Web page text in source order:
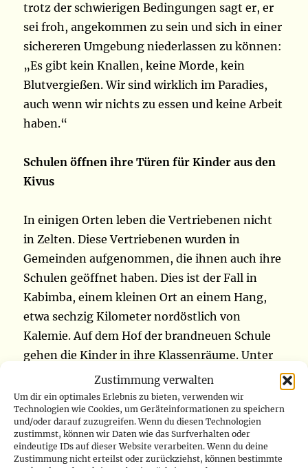
Zustimmung verwalten
Um dir ein optimales Erlebnis zu bieten, verwenden wir
Technologien wie Cookies, um Geräteinformationen zu speichern
und/oder darauf zuzugreifen. Wenn du diesen Technologien
zustimmst, können wir Daten wie das Surfverhalten oder
eindeutige IDs auf dieser Website verarbeiten. Wenn du deine
Zustimmung nicht erteilst oder zurückziehst, können bestimmte
trotz der schwierigen Bedingungen sagt er, er
sei froh, angekommen zu sein und sich in einer
sichereren Umgebung niederlassen zu können:
„Es gibt kein Knallen, keine Morde, kein
Blutvergießen. Wir sind wirklich im Paradies,
auch wenn wir nichts zu essen und keine Arbeit
haben.“
Schulen öffnen ihre Türen für Kinder aus den
Kivus
In einigen Orten leben die Vertriebenen nicht
in Zelten. Diese Vertriebenen wurden in
Gemeinden aufgenommen, die ihnen auch ihre
Schulen geöffnet haben. Dies ist der Fall in
Kabimba, einem kleinen Ort an einem Hang,
etwa sechzig Kilometer nordöstlich von
Kalemie. Auf dem Hof der brandneuen Schule
gehen die Kinder in ihre Klassenräume. Unter
den Schülern sind auch Vertriebene aus der
M23-Krise, die nicht in einem Lager leben.
„Die Behörden waren der Ansicht, dass es
besser sei, die Neuankömmlinge direkt in die
Haushalte zu integrieren, um weiterhin in